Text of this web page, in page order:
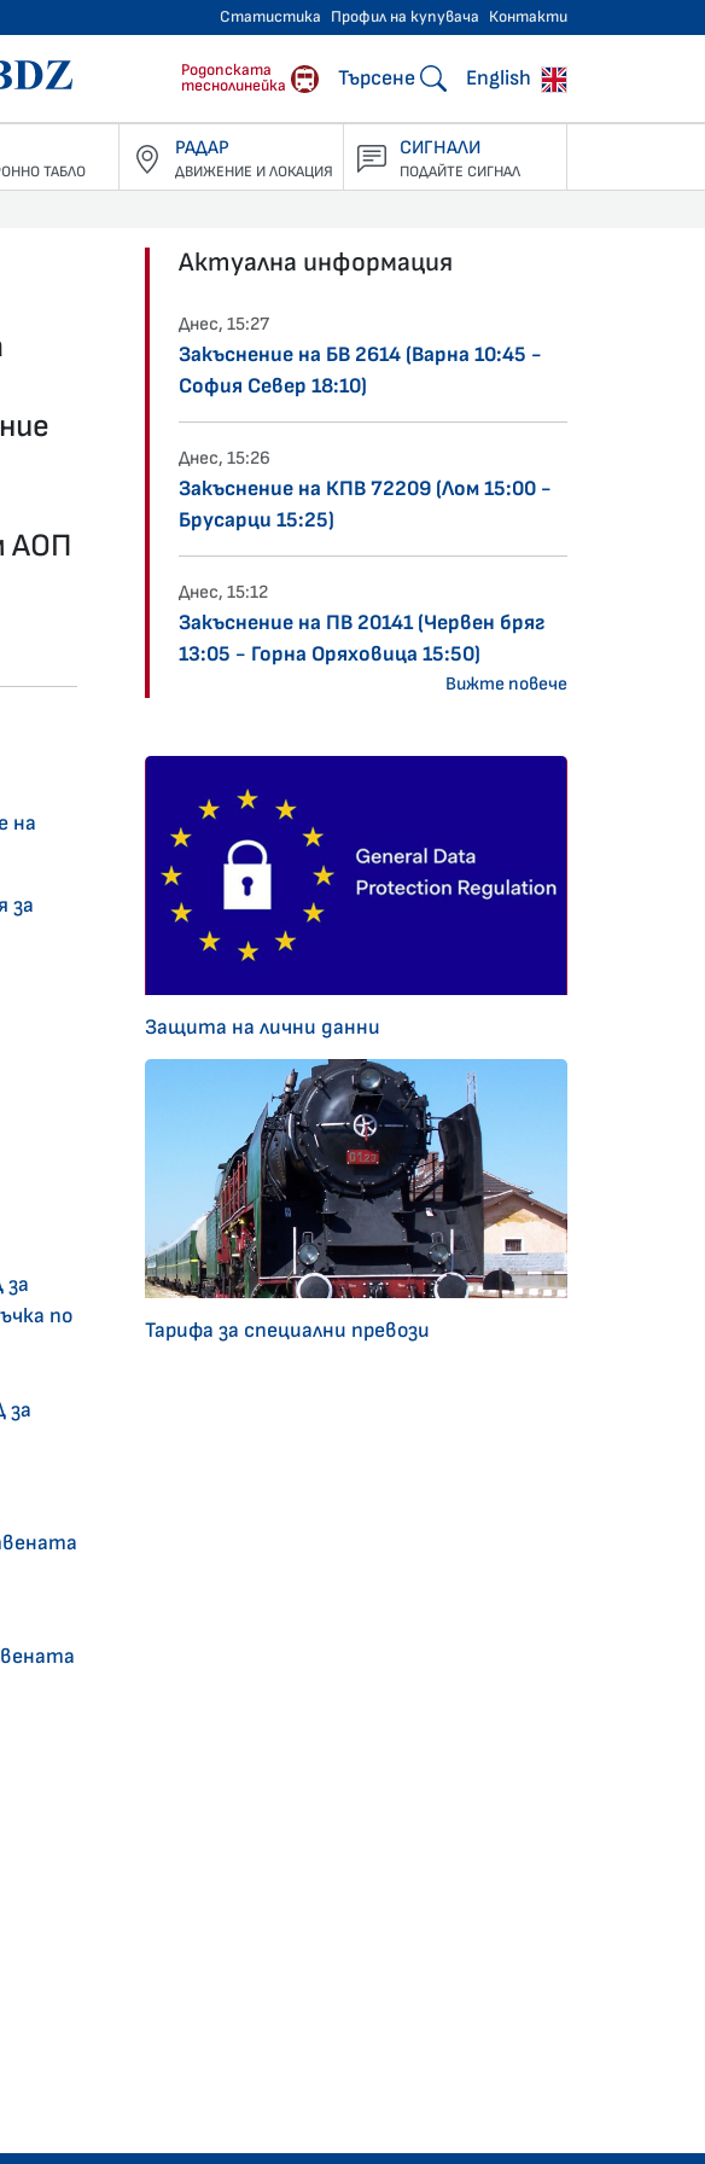
Статистика Профил на купувача Контакти
БДЖ - Пътнически превози
Родопската
теснолинейка
Търсене English
ТАБЛО
РАДАР
ДВИЖЕНИЕ И ЛОКАЦИЯ
СИГНАЛИ
ПОДАЙТЕ СИГНАЛ
АОП
на
за
по
за
Актуална информация
Днес, 15:27
Закъснение на БВ 2614 (Варна 10:45 -
София Север 18:10)
Днес, 15:26
Закъснение на КПВ 72209 (Лом 15:00 -
Брусарци 15:25)
Днес, 15:12
Закъснение на ПВ 20141 (Червен бряг
13:05 - Горна Оряховица 15:50)
Вижте повече
Защита на лични данни
Тарифа за специални превози